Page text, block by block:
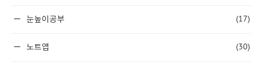
눈높이공부 (17)
노트앱 (30)